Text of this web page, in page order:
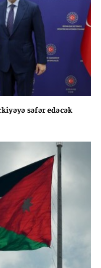
səfər edəcək